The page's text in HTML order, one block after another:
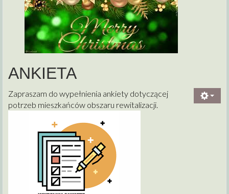
ANKIETA
Zapraszam do wypełnienia ankiety dotyczącej
potrzeb mieszkańców obszaru rewitalizacji.